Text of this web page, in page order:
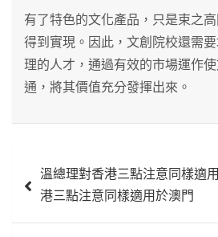
有了特色的文化產品，只是束之
得到實現。因此，文創院校還需
理的人才，通過有效的市場運作
通，將其價值充分發揮出來。
章
溫總理對香港三點注意同樣適
港三點注意同樣適用於澳門